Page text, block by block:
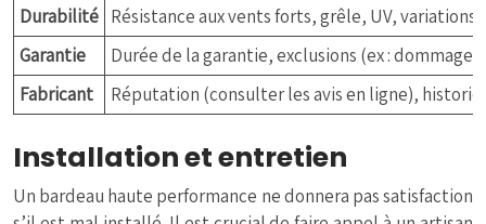
Durabilité Résistance aux vents forts, grêle, UV,
Garantie
Durée de la garantie, exclusions (ex :
Fabricant
Réputation (consulter les avis en ligne),
Installation et entretien
Un bardeau haute performance ne donnera pas satisfaction